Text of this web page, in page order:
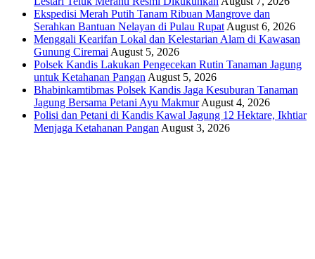
Ekspedisi Merah Putih Tanam Ribuan Mangrove dan
Serahkan Bantuan Nelayan di Pulau Rupat August 6, 2026
Menggali Kearifan Lokal dan Kelestarian Alam di Kawasan
Gunung Ciremai August 5, 2026
Polsek Kandis Lakukan Pengecekan Rutin Tanaman Jagung
untuk Ketahanan Pangan August 5, 2026
Bhabinkamtibmas Polsek Kandis Jaga Kesuburan Tanaman
Jagung Bersama Petani Ayu Makmur August 4, 2026
Polisi dan Petani di Kandis Kawal Jagung 12 Hektare, Ikhtiar
Menjaga Ketahanan Pangan August 3, 2026